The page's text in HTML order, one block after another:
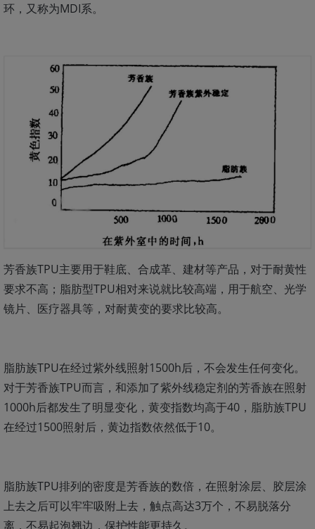
环，又称为MDI系。
芳香族TPU主要用于鞋底、合成革、建材等产品，对于耐黄性
要求不高；脂肪型TPU相对来说就比较高端，用于航空、光学
镜片、医疗器具等，对耐黄变的要求比较高。
脂肪族TPU在经过紫外线照射1500h后，不会发生任何变化。
对于芳香族TPU而言，和添加了紫外线稳定剂的芳香族在照射
1000h后都发生了明显变化，黄变指数均高于40，脂肪族TPU
在经过1500照射后，黄边指数依然低于10。
脂肪族TPU排列的密度是芳香族的数倍，在照射涂层、胶层涂
上去之后可以牢牢吸附上去，触点高达3万个，不易脱落分
离，不易起泡翘边，保护性能更持久。